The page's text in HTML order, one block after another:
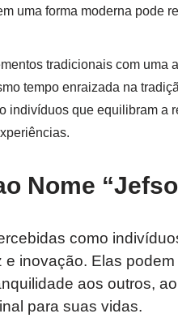
uma forma moderna pode
tradicionais com uma
tempo enraizada na
indivíduos que equilibram a
Nome
como
inovação. Elas
aos outros,
para suas vidas.